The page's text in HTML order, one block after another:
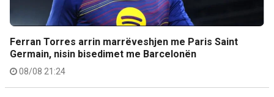
Ferran Torres arrin marrëveshjen me Paris Saint
Germain, nisin bisedimet me Barcelonën
08/08 21:24